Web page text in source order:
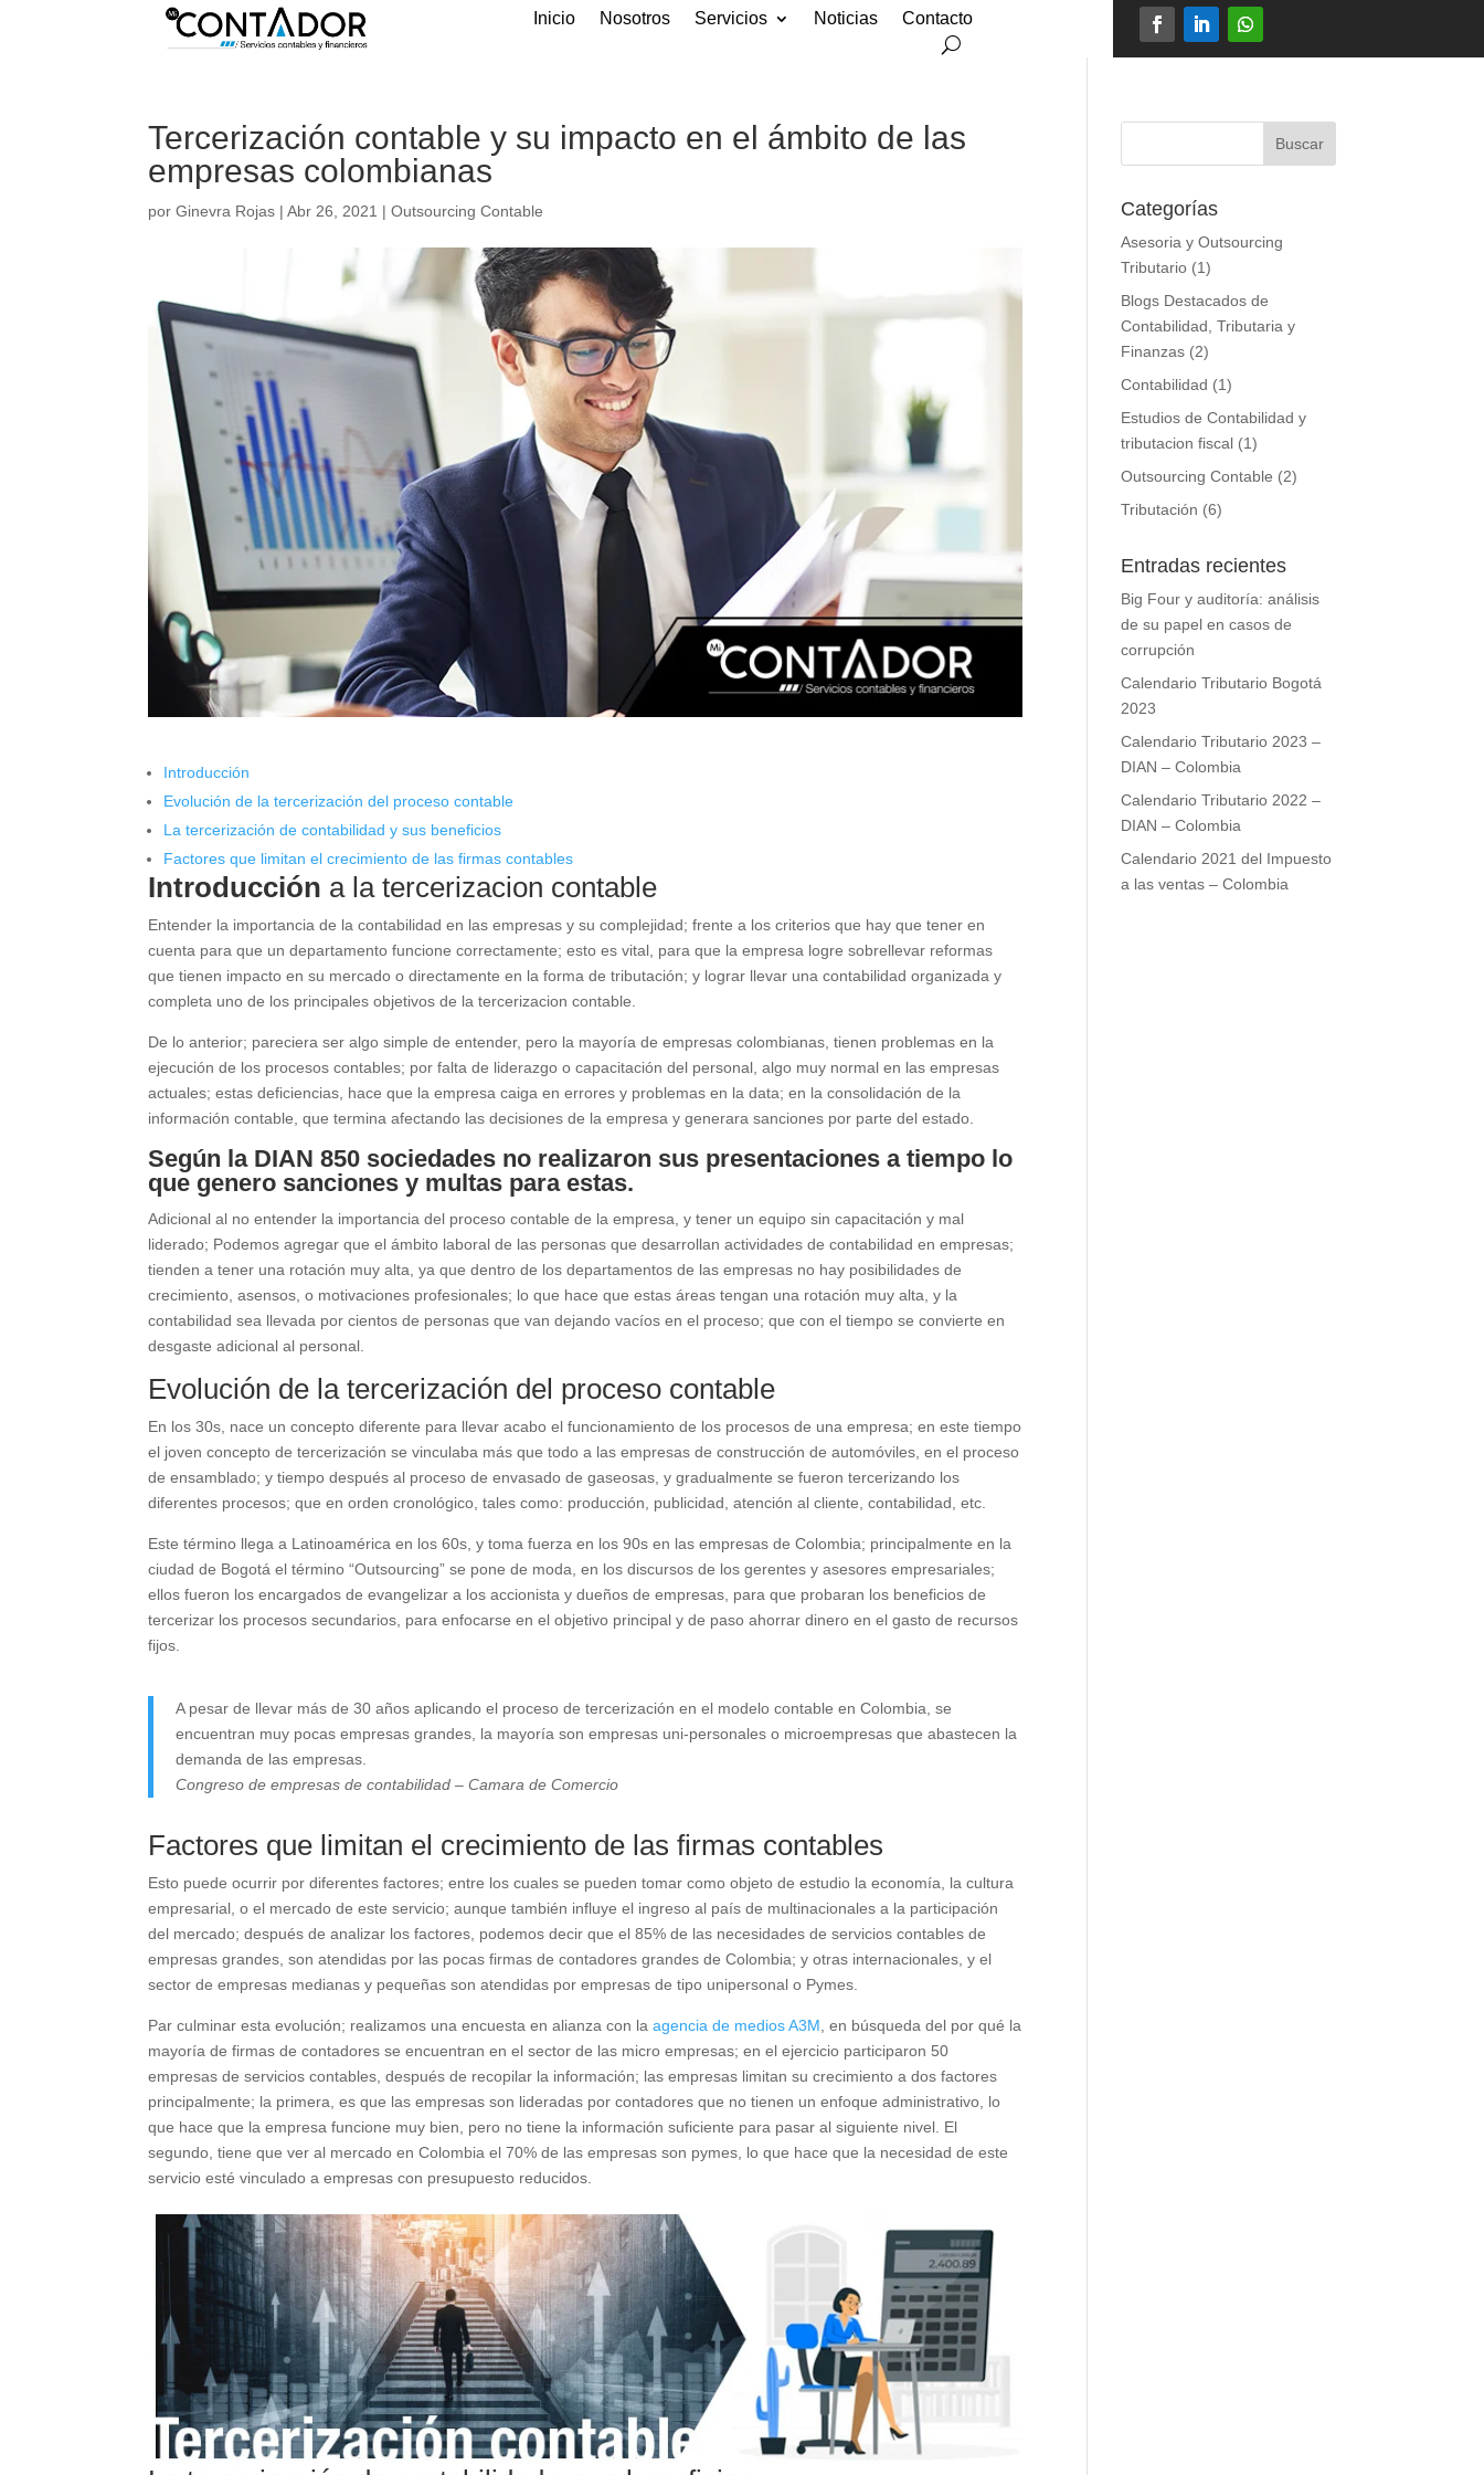
Inicio Nosotros Servicios Noticias Contacto
Tercerización contable y su impacto en el ámbito de las
empresas colombianas
porGinevra Rojas |Abr 26, 2021 |Outsourcing Contable
Introducción
Evolución de la tercerización del proceso contable
La tercerización de contabilidad y sus beneficios
Factores que limitan el crecimiento de las firmas contables
Introducción a la tercerizacion contable
Entender la importancia de la contabilidad en las empresas y su complejidad; frente a los criterios que hay que tener en
cuenta para que un departamento funcione correctamente; esto es vital, para que la empresa logre sobrellevar reformas
que tienen impacto en su mercado o directamente en la forma de tributación; y lograr llevar una contabilidad organizada y
completa uno de los principales objetivos de la tercerizacion contable.
De lo anterior; pareciera ser algo simple de entender, pero la mayoría de empresas colombianas, tienen problemas en la
ejecución de los procesos contables; por falta de liderazgo o capacitación del personal, algo muy normal en las empresas
actuales; estas deficiencias, hace que la empresa caiga en errores y problemas en la data; en la consolidación de la
información contable, que termina afectando las decisiones de la empresa y generara sanciones por parte del estado.
Según la DIAN 850 sociedades no realizaron sus presentaciones a tiempo lo
que genero sanciones y multas para estas.
Adicional al no entender la importancia del proceso contable de la empresa, y tener un equipo sin capacitación y mal
liderado; Podemos agregar que el ámbito laboral de las personas que desarrollan actividades de contabilidad en empresas;
tienden a tener una rotación muy alta, ya que dentro de los departamentos de las empresas no hay posibilidades de
crecimiento, asensos, o motivaciones profesionales; lo que hace que estas áreas tengan una rotación muy alta, y la
contabilidad sea llevada por cientos de personas que van dejando vacíos en el proceso; que con el tiempo se convierte en
desgaste adicional al personal.
Evolución de la tercerización del proceso contable
En los 30s, nace un concepto diferente para llevar acabo el funcionamiento de los procesos de una empresa; en este tiempo
el joven concepto de tercerización se vinculaba más que todo a las empresas de construcción de automóviles, en el proceso
de ensamblado; y tiempo después al proceso de envasado de gaseosas, y gradualmente se fueron tercerizando los
diferentes procesos; que en orden cronológico, tales como: producción, publicidad, atención al cliente, contabilidad, etc.
Este término llega a Latinoamérica en los 60s, y toma fuerza en los 90s en las empresas de Colombia; principalmente en la
ciudad de Bogotá el término “Outsourcing” se pone de moda, en los discursos de los gerentes y asesores empresariales;
ellos fueron los encargados de evangelizar a los accionista y dueños de empresas, para que probaran los beneficios de
tercerizar los procesos secundarios, para enfocarse en el objetivo principal y de paso ahorrar dinero en el gasto de recursos
fijos.
A pesar de llevar más de 30 años aplicando el proceso de tercerización en el modelo contable en Colombia, se
encuentran muy pocas empresas grandes, la mayoría son empresas uni-personales o microempresas que abastecen la
demanda de las empresas.
Congreso de empresas de contabilidad – Camara de Comercio
Factores que limitan el crecimiento de las firmas contables
Esto puede ocurrir por diferentes factores; entre los cuales se pueden tomar como objeto de estudio la economía, la cultura
empresarial, o el mercado de este servicio; aunque también influye el ingreso al país de multinacionales a la participación
del mercado; después de analizar los factores, podemos decir que el 85% de las necesidades de servicios contables de
empresas grandes, son atendidas por las pocas firmas de contadores grandes de Colombia; y otras internacionales, y el
sector de empresas medianas y pequeñas son atendidas por empresas de tipo unipersonal o Pymes.
Par culminar esta evolución; realizamos una encuesta en alianza con la agencia de medios A3M , en búsqueda del por qué la
mayoría de firmas de contadores se encuentran en el sector de las micro empresas; en el ejercicio participaron 50
empresas de servicios contables, después de recopilar la información; las empresas limitan su crecimiento a dos factores
principalmente; la primera, es que las empresas son lideradas por contadores que no tienen un enfoque administrativo, lo
que hace que la empresa funcione muy bien, pero no tiene la información suficiente para pasar al siguiente nivel. El
segundo, tiene que ver al mercado en Colombia el 70% de las empresas son pymes, lo que hace que la necesidad de este
servicio esté vinculado a empresas con presupuesto reducidos.
Categorías
Asesoria y Outsourcing
Tributario (1)
Blogs Destacados de
Contabilidad, Tributaria y
Finanzas (2)
Contabilidad (1)
Estudios de Contabilidad y
tributacion fiscal (1)
Outsourcing Contable (2)
Tributación (6)
Entradas recientes
Big Four y auditoría: análisis
de su papel en casos de
corrupción
Calendario Tributario Bogotá
2023
Calendario Tributario 2023 –
DIAN – Colombia
Calendario Tributario 2022 –
DIAN – Colombia
Calendario 2021 del Impuesto
a las ventas – Colombia